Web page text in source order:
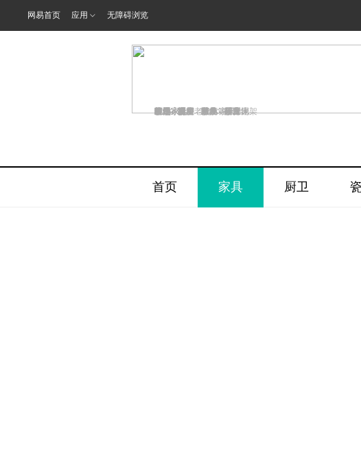
网易首页 应用 无障碍浏览
首页 家具 厨卫
客厅 沙发 家具 厨房
柜子 抽屉 鞋柜 茶几
区氏家具
地垫 家居 沙发 硅藻泥
致远家具
茶几 鞋柜 行李箱 置物架
致远家具
粉饼 沙发 纸巾 牙膏
红木小Q
红木小Q
收纳 窗帘 茶几 客厅
致远家具 老榆木家具
收纳 厨房 茶几 阳台
齐溪 靠垫 退场 沙发床